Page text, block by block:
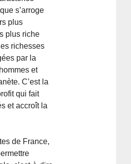
s’arroge
plus
plus riche
richesses
par la
et
C’est la
qui fait
et accroît la
de France,